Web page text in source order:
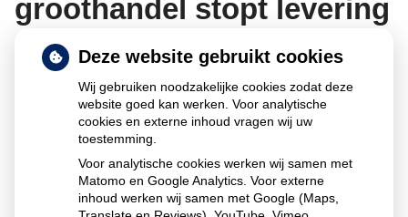
groothandel stopt levering
meestgebruikte
bloedverdunner
Sinds 5 december 2025 levert groothandel Mosadex de
veelgebruikte bloedverdunner Eliquis niet meer aan
apotheken door een prijsverhoging van fabrikant BMS.
Deze website gebruikt cookies
Wij gebruiken noodzakelijke cookies zodat deze
website goed kan werken. Voor analytische
cookies en externe inhoud vragen wij uw
toestemming.
Voor analytische cookies werken wij samen met
Matomo en Google Analytics. Voor externe
inhoud werken wij samen met Google (Maps,